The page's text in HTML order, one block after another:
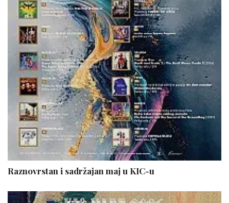
Raznovrstan i sadržajan maj u KIC-u